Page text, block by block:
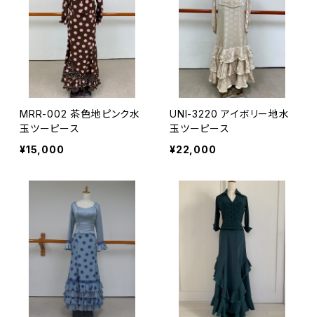
MRR-002 茶色地ピンク水
玉ツーピース
¥15,000
UNI-3220 アイボリー地水
玉ツーピース
¥22,000